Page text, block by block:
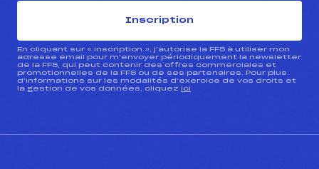
Inscription
En cliquant sur « inscription », j’autorise la FFS à utiliser mon
adresse email pour m’envoyer périodiquement la newsletter
de la FFS, qui peut contenir des offres commerciales et
promotionnelles de la FFS ou de ses partenaires. Pour plus
d’informations sur les modalités d’exercice de vos droits et
la gestion de vos données, cliquez ici